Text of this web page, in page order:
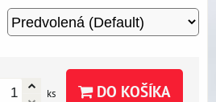
ks DO KOŠÍKA